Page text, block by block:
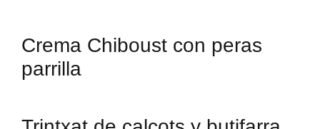
Crema Chiboust con peras
parrilla